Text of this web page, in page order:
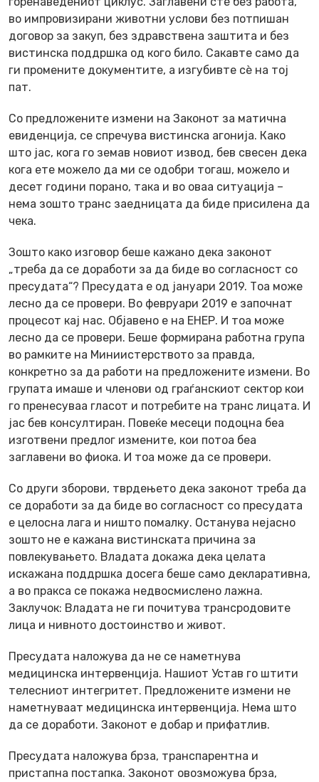
во импровизирани животни услови без потпишан
договор за закуп, без здравствена заштита и без
вистинска поддршка од кого било. Сакавте само да
ги промените документите, а изгубивте сѐ на тој
пат.
Со предложените измени на Законот за матична
евиденција, се спречува вистинска агонија. Како
што јас, кога го земав новиот извод, бев свесен дека
кога ете можело да ми се одобри тогаш, можело и
десет години порано, така и во оваа ситуација –
нема зошто транс заедницата да биде присилена да
чека.
Зошто како изговор беше кажано дека законот
„треба да се доработи за да биде во согласност со
пресудата“? Пресудата е од јануари 2019. Тоа може
лесно да се провери. Во февруари 2019 е започнат
процесот кај нас. Објавено е на ЕНЕР. И тоа може
лесно да се провери. Беше формирана работна група
во рамките на Миниистерството за правда,
конкретно за да работи на предложените измени. Во
групата имаше и членови од граѓанскиот сектор кои
го пренесуваа гласот и потребите на транс лицата. И
јас бев консултиран. Повеќе месеци подоцна беа
изготвени предлог измените, кои потоа беа
заглавени во фиока. И тоа може да се провери.
Со други зборови, тврдењето дека законот треба да
се доработи за да биде во согласност со пресудата
е целосна лага и ништо помалку. Останува нејасно
зошто не е кажана вистинската причина за
повлекувањето. Владата докажа дека целата
искажана поддршка досега беше само декларативна,
а во пракса се покажа недвосмислено лажна.
Заклучок: Владата не ги почитува трансродовите
лица и нивното достоинство и живот.
Пресудата наложува да не се наметнува
медицинска интервенција. Нашиот Устав го штити
телесниот интегритет. Предложените измени не
наметнуваат медицинска интервенција. Нема што
да се доработи. Законот е добар и прифатлив.
Пресудата наложува брза, транспарентна и
пристапна постапка. Законот овозможува брза,